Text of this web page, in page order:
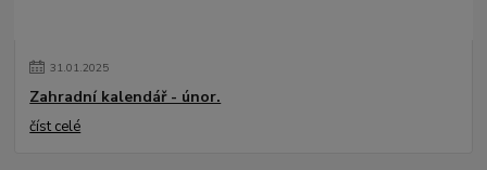
31.01.2025
Zahradní kalendář - únor.
číst celé